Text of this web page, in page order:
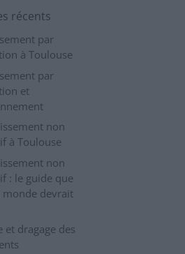
récents
par
à Toulouse
par
et
non
à Toulouse
non
: le guide que
monde devrait
et dragage des